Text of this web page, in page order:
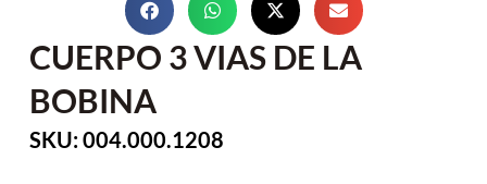
CUERPO 3 VIAS DE LA
BOBINA
SKU: 004.000.1208